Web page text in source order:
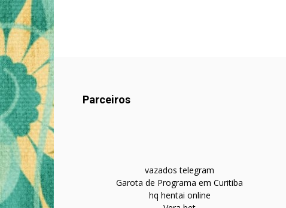
Parceiros
vazados telegram
Garota de Programa em Curitiba
hq hentai online